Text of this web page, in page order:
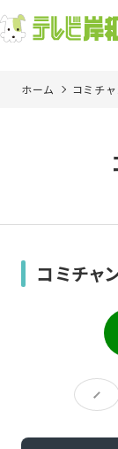
ご加入を検討中
現在ご利用中の
ホーム コミチ
コミチ